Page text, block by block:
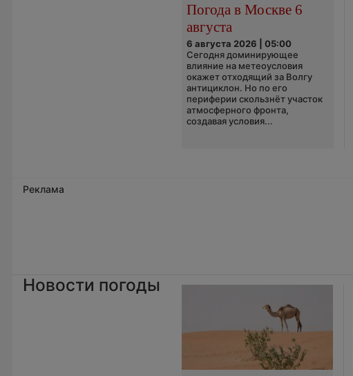
Погода в Москве 6
августа
6 августа 2026 | 05:00
Сегодня доминирующее
влияние на метеоусловия
окажет отходящий за Волгу
антициклон. Но по его
периферии скользнёт участок
атмосферного фронта,
создавая условия...
Реклама
Новости погоды